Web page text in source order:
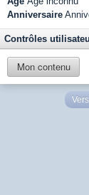
Anniversaire
Contrôles
Mon contenu